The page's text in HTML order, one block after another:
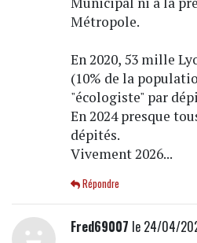
Métropole.
En 2020, 53 mille
(10% de la
"écologiste" par
En 2024 presque
dépités.
Vivement 2026...
Répondre
Fred69007 le 24/04/